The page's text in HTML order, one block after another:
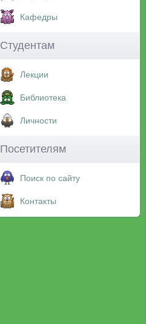
Кафедры
Студентам
Лекции
Библиотека
Личности
Посетителям
Поиск по сайту
Контакты